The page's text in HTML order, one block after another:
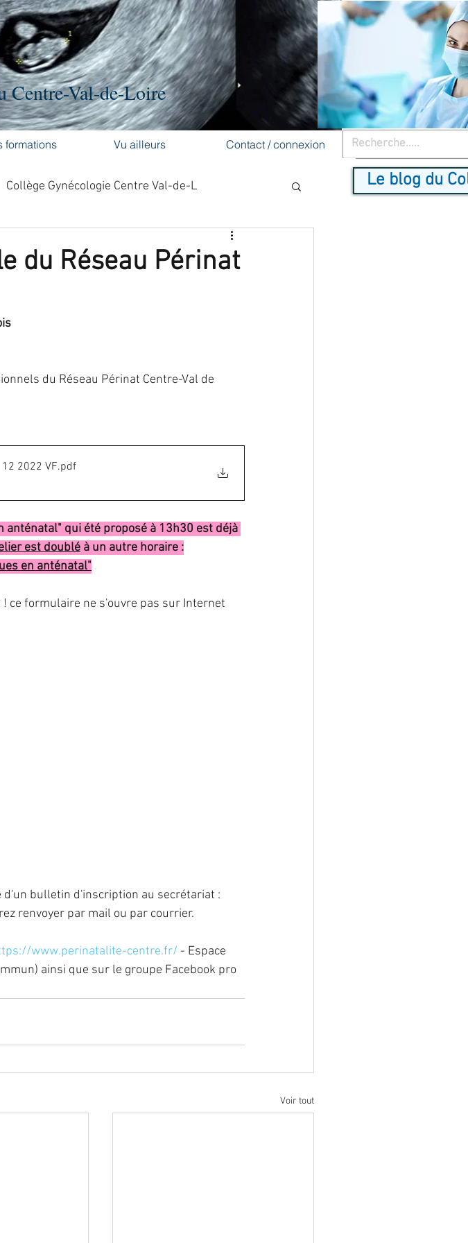
Centre-Val-de-Loire
formations Vu ailleurs Contact / connexion
Collège Gynécologie Centre Val-de-L
cancer du sein
du Réseau Périnat
du Réseau Périnat Centre-Val de
2022 VF.pdf
anténatal" qui été proposé à 13h30 est déjà
est doublé à un autre horaire :
en anténatal"
ce formulaire ne s'ouvre pas sur Internet
d'un bulletin d'inscription au secrétariat :
renvoyer par mail ou par courrier.
www.perinatalite-centre.fr/ - Espace
ainsi que sur le groupe Facebook pro
Voir tout
Le blog du